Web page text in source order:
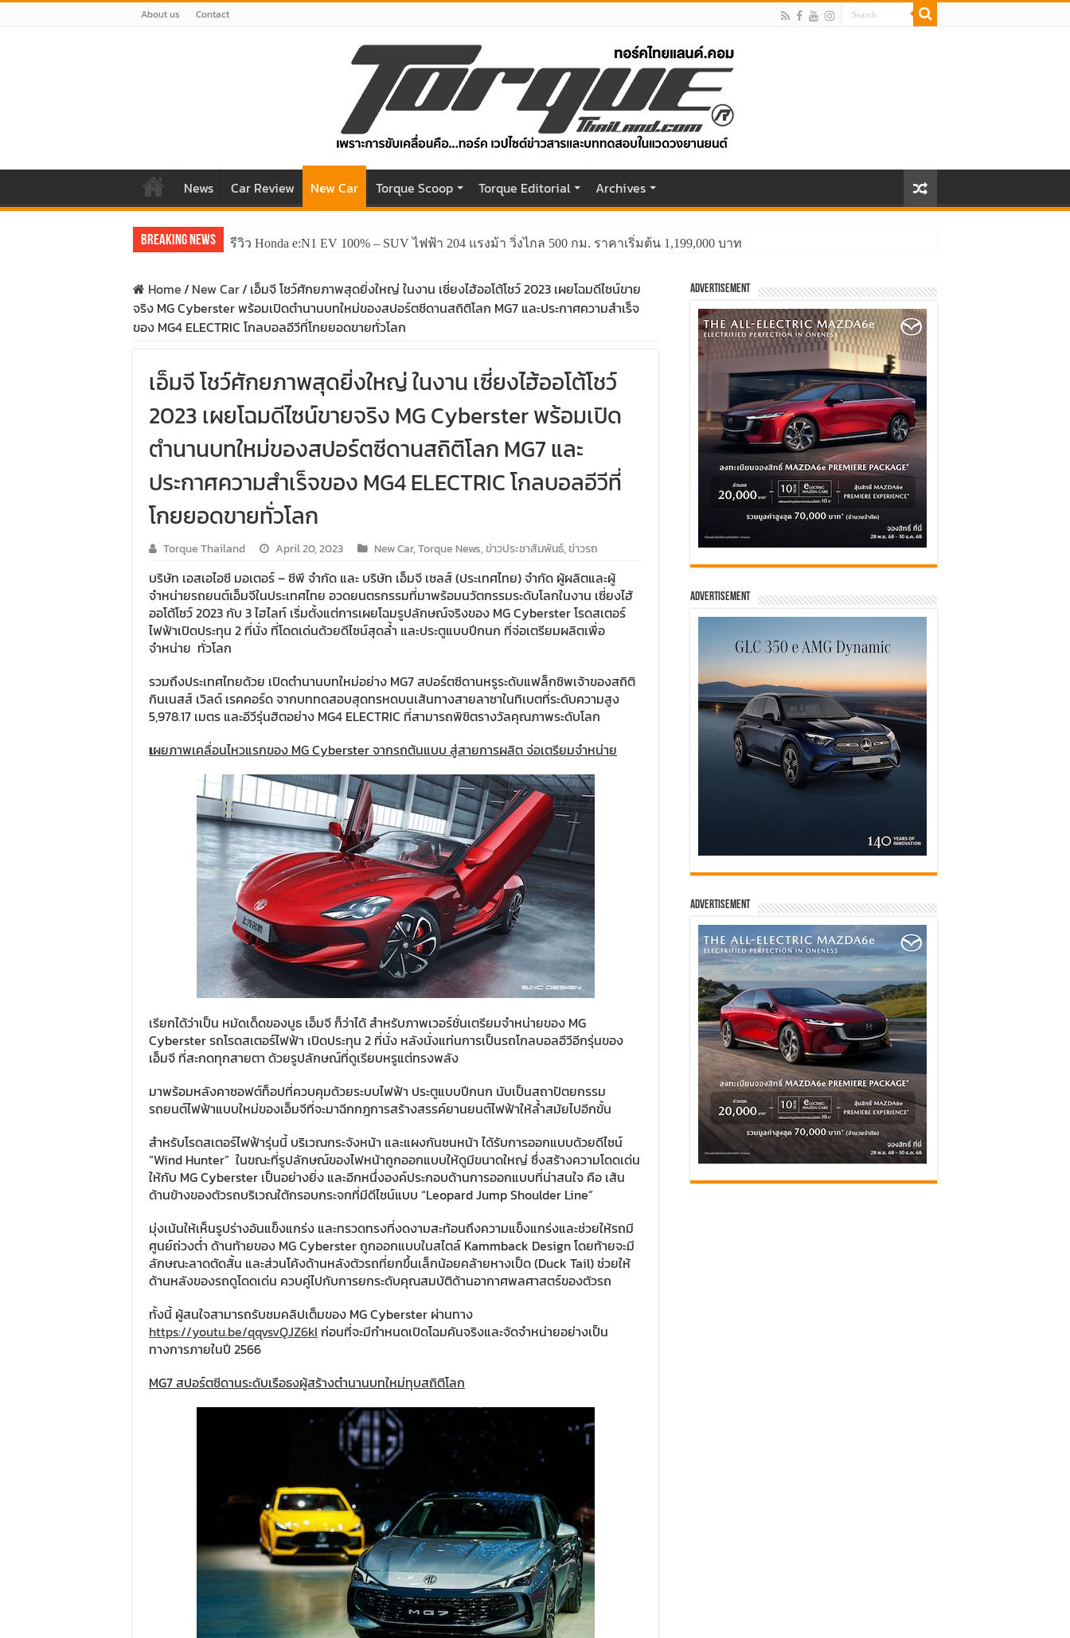
About us Contact
News Car Review New Car Torque Scoop Torque Editorial Archives
Breaking News รีวิว Honda e:N1 EV 100% – SUV ไฟฟ้า 204 แรงม้า วิ่งไกล 500 กม. ราคาเริ่มต้น 1,199,000 บาท
Home/ New Car/ เอ็มจี โชว์ศักยภาพสุดยิ่งใหญ่ ในงาน เซี่ยงไฮ้ออโต้โชว์ 2023 เผยโฉมดีไซน์ขาย
จริง MG Cyberster พร้อมเปิดตำนานบทใหม่ของสปอร์ตซีดานสถิติโลก MG7 และประกาศความสำเร็จ
ของ MG4 ELECTRIC โกลบอลอีวีที่โกยยอดขายทั่วโลก
เอ็มจี โชว์ศักยภาพสุดยิ่งใหญ่ ในงาน เซี่ยงไฮ้ออโต้โชว์
2023 เผยโฉมดีไซน์ขายจริง MG Cyberster พร้อมเปิด
ตำนานบทใหม่ของสปอร์ตซีดานสถิติโลก MG7 และ
ประกาศความสำเร็จของ MG4 ELECTRIC โกลบอลอีวีที่
โกยยอดขายทั่วโลก
Torque Thailand April 20, 2023 New Car,Torque News,ข่าวประชาสัมพันธ์,ข่าวรถ
บริษัท เอสเอไอซี มอเตอร์ – ซีพี จำกัด และ บริษัท เอ็มจี เซลส์ (ประเทศไทย) จำกัด ผู้ผลิตและผู้
จำหน่ายรถยนต์เอ็มจีในประเทศไทย อวดยนตรกรรมที่มาพร้อมนวัตกรรมระดับโลกในงาน เซี่ยงไฮ้
ออโต้โชว์ 2023 กับ 3 ไฮไลท์ เริ่มตั้งแต่การเผยโฉมรูปลักษณ์จริงของ MG Cyberster โรดสเตอร์
ไฟฟ้าเปิดประทุน 2 ที่นั่ง ที่โดดเด่นด้วยดีไซน์สุดล้ำ และประตูแบบปีกนก ที่จ่อเตรียมผลิตเพื่อ
จำหน่าย ทั่วโลก
รวมถึงประเทศไทยด้วย เปิดตำนานบทใหม่อย่าง MG7 สปอร์ตซีดานหรูระดับแฟล็กชิพเจ้าของสถิติ
กินเนสส์ เวิลด์ เรคคอร์ด จากบททดสอบสุดทรหดบนเส้นทางสายลาซาในทิเบตที่ระดับความสูง
5,978.17 เมตร และอีวีรุ่นฮิตอย่าง MG4 ELECTRIC ที่สามารถพิชิตรางวัลคุณภาพระดับโลก
เผยภาพเคลื่อนไหวแรกของ MG Cybersterจากรถต้นแบบ สู่สายการผลิต จ่อเตรียมจำหน่าย
เรียกได้ว่าเป็น หมัดเด็ดของบูธ เอ็มจี ก็ว่าได้ สำหรับภาพเวอร์ชั่นเตรียมจำหน่ายของ MG
Cyberster รถโรดสเตอร์ไฟฟ้า เปิดประทุน 2 ที่นั่ง หลังนั่งแท่นการเป็นรถโกลบอลอีวีอีกรุ่นของ
เอ็มจี ที่สะกดทุกสายตา ด้วยรูปลักษณ์ที่ดูเรียบหรูแต่ทรงพลัง
มาพร้อมหลังคาซอฟต์ท็อปที่ควบคุมด้วยระบบไฟฟ้า ประตูแบบปีกนก นับเป็นสถาปัตยกรรม
รถยนต์ไฟฟ้าแบบใหม่ของเอ็มจีที่จะมาฉีกกฎการสร้างสรรค์ยานยนต์ไฟฟ้าให้ล้ำสมัยไปอีกขั้น
สำหรับโรดสเตอร์ไฟฟ้ารุ่นนี้ บริเวณกระจังหน้า และแผงกันชนหน้า ได้รับการออกแบบด้วยดีไซน์
“Wind Hunter” ในขณะที่รูปลักษณ์ของไฟหน้าถูกออกแบบให้ดูมีขนาดใหญ่ ซึ่งสร้างความโดดเด่น
ให้กับ MG Cyberster เป็นอย่างยิ่ง และอีกหนึ่งองค์ประกอบด้านการออกแบบที่น่าสนใจ คือ เส้น
ด้านข้างของตัวรถบริเวณใต้กรอบกระจกที่มีดีไซน์แบบ “Leopard Jump Shoulder Line”
มุ่งเน้นให้เห็นรูปร่างอันแข็งแกร่ง และทรวดทรงที่งดงามสะท้อนถึงความแข็งแกร่งและช่วยให้รถมี
ศูนย์ถ่วงต่ำ ด้านท้ายของ MG Cyberster ถูกออกแบบในสไตล์ Kammback Design โดยท้ายจะมี
ลักษณะลาดตัดสั้น และส่วนโค้งด้านหลังตัวรถที่ยกขึ้นเล็กน้อยคล้ายหางเป็ด (Duck Tail) ช่วยให้
ด้านหลังของรถดูโดดเด่น ควบคู่ไปกับการยกระดับคุณสมบัติด้านอากาศพลศาสตร์ของตัวรถ
ทั้งนี้ ผู้สนใจสามารถรับชมคลิปเต็มของ MG Cyberster ผ่านทาง
https://youtu.be/qqvsvQJZ6kI ก่อนที่จะมีกำหนดเปิดโฉมคันจริงและจัดจำหน่ายอย่างเป็น
ทางการภายในปี 2566
MG7สปอร์ตซีดานระดับเรือธงผู้สร้างตำนานบทใหม่ทุบสถิติโลก
Advertisement
Advertisement
Advertisement